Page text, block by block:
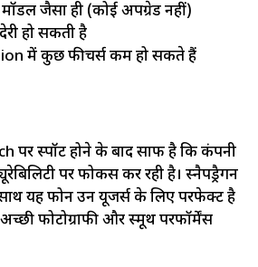
जैसा ही (कोई अपग्रेड नहीं)
हो सकती है
में कुछ फीचर्स कम हो सकते हैं
पर स्पॉट होने के बाद साफ है कि कंपनी
पर फोकस कर रही है। स्नैपड्रैगन
यह फोन उन यूजर्स के लिए परफेक्ट है
फोटोग्राफी और स्मूथ परफॉर्मेंस